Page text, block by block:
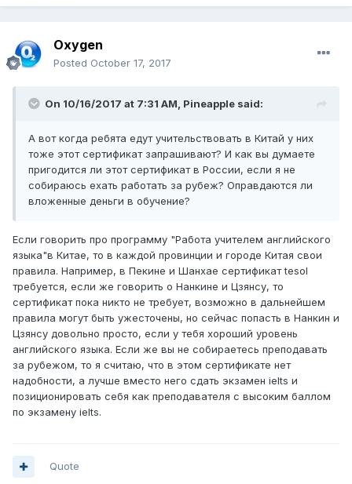
Oxygen
Posted October 17, 2017
On 10/16/2017 at 7:31 AM, Pineapple said:
А вот когда ребята едут учительствовать в Китай у них
тоже этот сертификат запрашивают? И как вы думаете
пригодится ли этот сертификат в России, если я не
собираюсь ехать работать за рубеж? Оправдаются ли
вложенные деньги в обучение?
Если говорить про программу "Работа учителем английского
языка"в Китае, то в каждой провинции и городе Китая свои
правила. Например, в Пекине и Шанхае сертификат tesol
требуется, если же говорить о Нанкине и Цзянсу, то
сертификат пока никто не требует, возможно в дальнейшем
правила могут быть ужесточены, но сейчас попасть в Нанкин и
Цзянсу довольно просто, если у тебя хороший уровень
английского языка. Если же вы не собираетесь преподавать
за рубежом, то я считаю, что в этом сертификате нет
надобности, а лучше вместо него сдать экзамен ielts и
позиционировать себя как преподавателя с высоким баллом
по экзамену ielts.
Quote